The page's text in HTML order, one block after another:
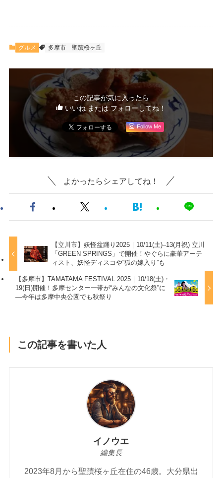
グルメ 多摩市 聖蹟桜ヶ丘
この記事が気に入ったら
いいね または フォローしてね！
Follow Me
よかったらシェアしてね！
【立川市】妖怪盆踊り2025｜10/11(土)–13(月祝) 立川
「GREEN SPRINGS」で開催！やぐらに豪華アーテ
ィスト、妖怪ディスコや“狐の嫁入り”も
【多摩市】TAMATAMA FESTIVAL 2025｜10/18(土)・
19(日)開催！多摩センター一帯が“みんなの文化祭”に
—今年は多摩中央公園でも秋祭り
この記事を書いた人
イノウエ
編集長
2023年8月から聖蹟桜ヶ丘在住の46歳。大分県出